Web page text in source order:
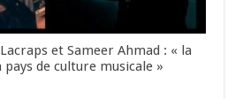
et Sameer Ahmad : « la
pays de culture musicale »